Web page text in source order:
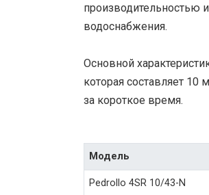
производительностью
водоснабжения.
Основной
которая составляет
за короткое время.
Модель
Pedrollo 4SR 10/43-N